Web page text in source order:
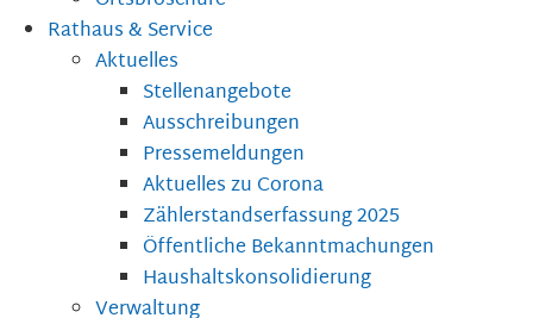
Rathaus & Service
Aktuelles
Stellenangebote
Ausschreibungen
Pressemeldungen
Aktuelles zu Corona
Zählerstandserfassung 2025
Öffentliche Bekanntmachungen
Haushaltskonsolidierung
Verwaltung